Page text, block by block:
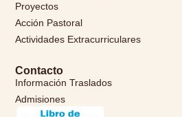
Proyectos
Acción Pastoral
Actividades Extracurriculares
Contacto
Información Traslados
Admisiones